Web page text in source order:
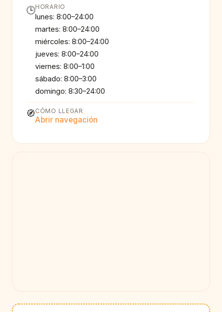
🕒HORARIO
lunes: 8:00–24:00
martes: 8:00–24:00
miércoles: 8:00–24:00
jueves: 8:00–24:00
viernes: 8:00–1:00
sábado: 8:00–3:00
domingo: 8:30–24:00
🧭CÓMO LLEGAR
Abrir navegación